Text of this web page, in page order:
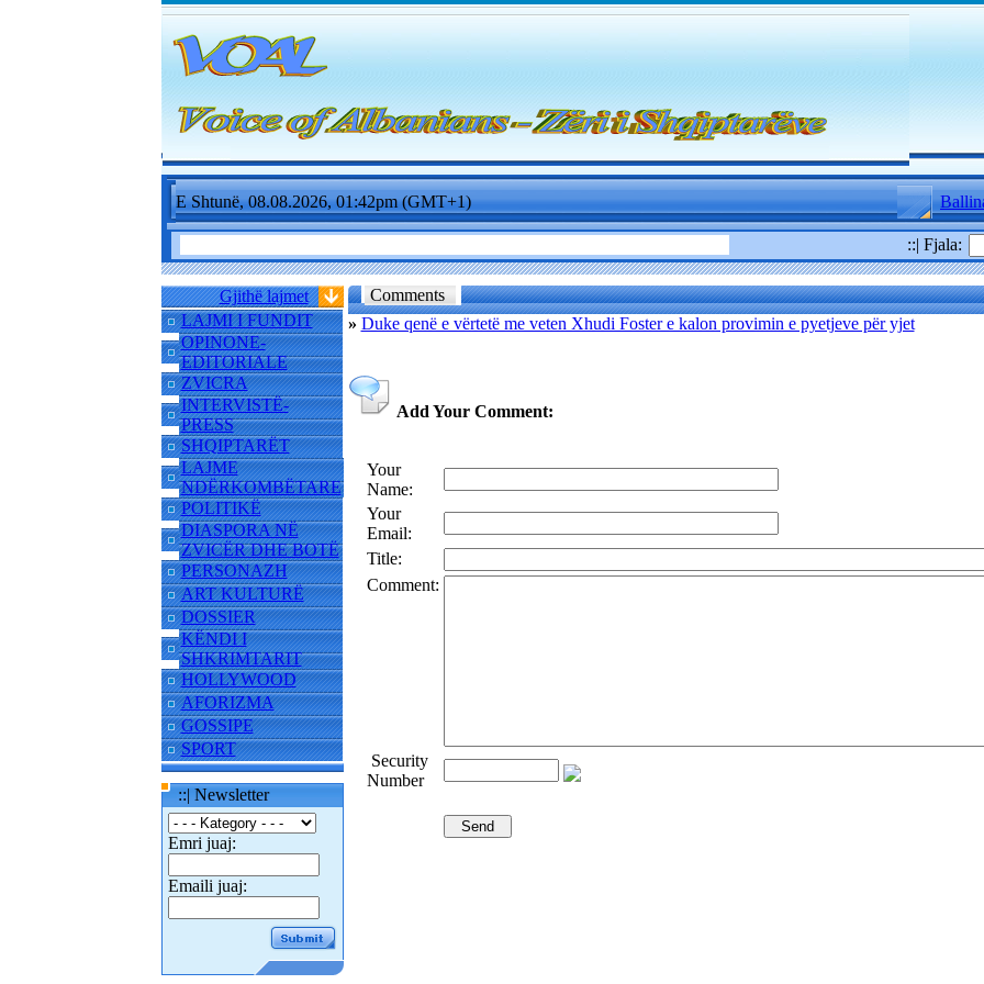
E Shtunë, 08.08.2026, 01:42pm (GMT+1)
::| Fjala:
Gjithë lajmet
LAJMI I FUNDIT
OPINONE-
EDITORIALE
ZVICRA
INTERVISTË-
PRESS
SHQIPTARËT
LAJME
NDËRKOMBËTARE
POLITIKË
DIASPORA NË
ZVICËR DHE BOTË
PERSONAZH
ART KULTURË
DOSSIER
KËNDI I
SHKRIMTARIT
HOLLYWOOD
AFORIZMA
GOSSIPE
SPORT
::| Newsletter
Emri juaj:
Emaili juaj:
Comments
» Duke qenë e vërtetë me veten Xhudi Foster e kalon provimin e pyetjeve për yjet
Add Your Comment:
Your
Name:
Your
Email:
Title:
Comment:
Security
Number